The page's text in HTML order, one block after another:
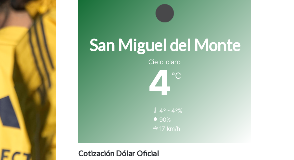
San Miguel del Monte
Cielo claro
4℃
4º - 4º%
90%
17 km/h
Cotización Dólar Oficial